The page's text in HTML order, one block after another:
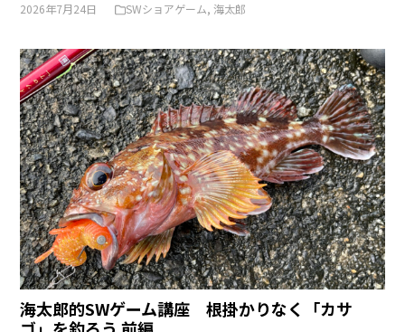
2026年7月24日 SWショアゲーム,海太郎
海太郎的SWゲーム講座 根掛かりなく「カサ